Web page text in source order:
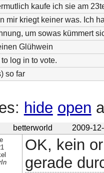
kaufe ich sie am
mir kriegt keiner was. Ich
um sowas kümmert
Glühwein
log in to vote.
so far
hide open
betterworld 2009-
OK, kein
gerade